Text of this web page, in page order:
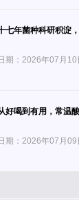
七年菌种科研积淀
期：2026年07月10
好喝到有用，常温
期：2026年07月09